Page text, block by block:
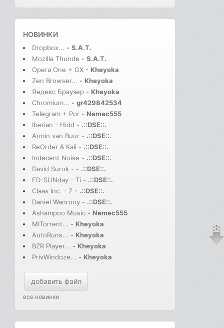
НОВИНКИ
Dropbox... - S.A.T.
Mozilla Thunde - S.A.T.
Opera One + GX - Kheyoka
Zen Browser... - Kheyoka
Яндекс Браузер - Kheyoka
Chromium... - gr429842534
Telegram + Por - Nemec555
Iberian - Hidd - .::DSE::.
Armin van Buur - .::DSE::.
ReOrder & Kali - .::DSE::.
Indecent Noise - .::DSE::.
David Surok - - .::DSE::.
ED-SUNday - Ti - .::DSE::.
Claas Inc. - Z - .::DSE::.
Daniel Wanrooy - .::DSE::.
Ashampoo Music - Nemec555
MITorrent... - Kheyoka
AutoRuns... - Kheyoka
BZR Player... - Kheyoka
PrivWindoze... - Kheyoka
добавить файл
все новинки